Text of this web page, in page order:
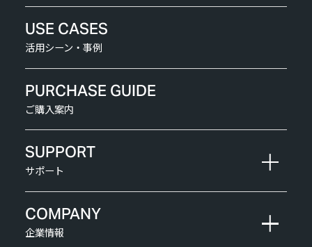
USE CASES
活用シーン・事例
PURCHASE GUIDE
ご購入案内
SUPPORT
サポート
COMPANY
企業情報